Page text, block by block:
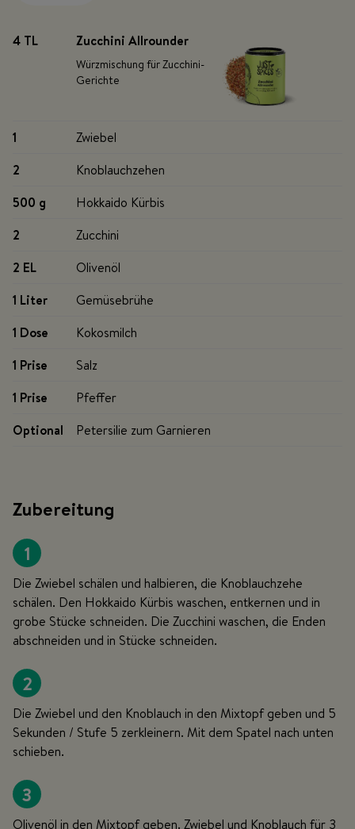
4 TL Zucchini Allrounder
Würzmischung für Zucchini-
Gerichte
1
Zwiebel
2
Knoblauchzehen
500 g
Hokkaido Kürbis
2
Zucchini
2 EL
Olivenöl
1 Liter
Gemüsebrühe
1 Dose
Kokosmilch
1 Prise
Salz
1 Prise
Pfeffer
Optional
Petersilie zum Garnieren
Zubereitung
1
Die Zwiebel schälen und halbieren, die Knoblauchzehe
schälen. Den Hokkaido Kürbis waschen, entkernen und in
grobe Stücke schneiden. Die Zucchini waschen, die Enden
abschneiden und in Stücke schneiden.
2
Die Zwiebel und den Knoblauch in den Mixtopf geben und 5
Sekunden / Stufe 5 zerkleinern. Mit dem Spatel nach unten
schieben.
3
Olivenöl in den Mixtopf geben. Zwiebel und Knoblauch für 3